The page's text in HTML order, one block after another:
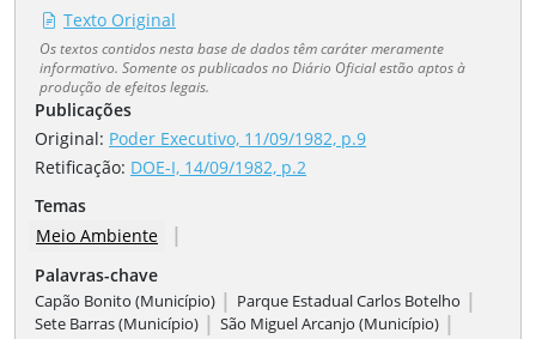
Texto Original
Os textos contidos nesta base de dados têm caráter meramente
informativo. Somente os publicados no Diário Oficial estão aptos à
produção de efeitos legais.
Publicações
Original: Poder Executivo, 11/09/1982, p.9
Retificação: DOE-I, 14/09/1982, p.2
Temas
Meio Ambiente
|
Palavras-chave
Capão Bonito (Município) | Parque Estadual Carlos Botelho |
Sete Barras (Município) | São Miguel Arcanjo (Município) |